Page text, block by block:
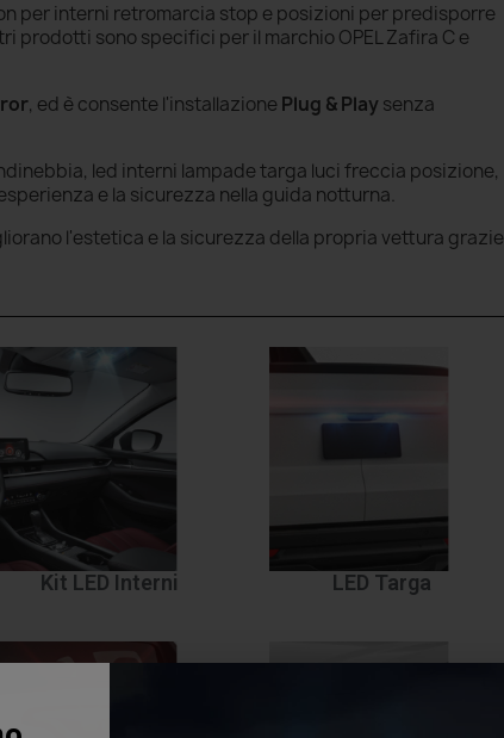
per interni retromarcia stop e posizioni per predisporre
prodotti sono specifici per il marchio OPEL Zafira C e
, ed è consente l'installazione Plug & Playsenza
led interni lampade targa luci freccia posizione,
e la sicurezza nella guida notturna.
l'estetica e la sicurezza della propria vettura grazie
Kit LED Interni LED Targa